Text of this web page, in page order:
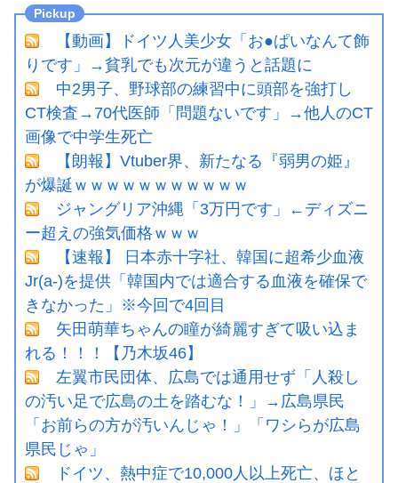
【動画】ドイツ人美少女「お●ぱいなんて飾
りです」→貧乳でも次元が違うと話題に
中2男子、野球部の練習中に頭部を強打し
CT検査→70代医師「問題ないです」→他人のCT
画像で中学生死亡
【朗報】Vtuber界、新たなる『弱男の姫』
が爆誕ｗｗｗｗｗｗｗｗｗｗｗ
ジャングリア沖縄「3万円です」←ディズニ
ー超えの強気価格ｗｗｗ
【速報】 日本赤十字社、韓国に超希少血液
Jr(a-)を提供「韓国内では適合する血液を確保で
きなかった」※今回で4回目
矢田萌華ちゃんの瞳が綺麗すぎて吸い込ま
れる！！！【乃木坂46】
左翼市民団体、広島では通用せず「人殺し
の汚い足で広島の土を踏むな！」→広島県民
「お前らの方が汚いんじゃ！」「ワシらが広島
県民じゃ」
ドイツ、熱中症で10,000人以上死亡、ほと